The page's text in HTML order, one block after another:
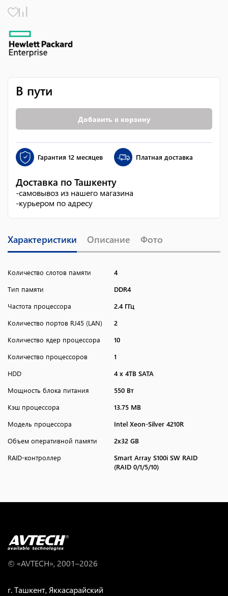
В пути
Добавить в корзину
Гарантия 12 месяцев Платная доставка
Доставка по Ташкенту
-самовывоз из нашего магазина
-курьером по адресу
Характеристики Описание Фото
Количество слотов памяти
4
Тип памяти
DDR4
Частота процессора
2.4 ГГц
Количество портов RJ45 (LAN)
2
Количество ядер процессора
10
Количество процессоров
1
HDD
4 х 4TB SATA
Мощность блока питания
550 Вт
Кэш процессора
13.75 MB
Модель процессора
Intel Xeon-Silver 4210R
Объем оперативной памяти
2x32 GB
RAID-контроллер
Smart Array S100i SW RAID
(RAID 0/1/5/10)
© «AVTECH», 2001–2026
г. Ташкент, Яккасарайский